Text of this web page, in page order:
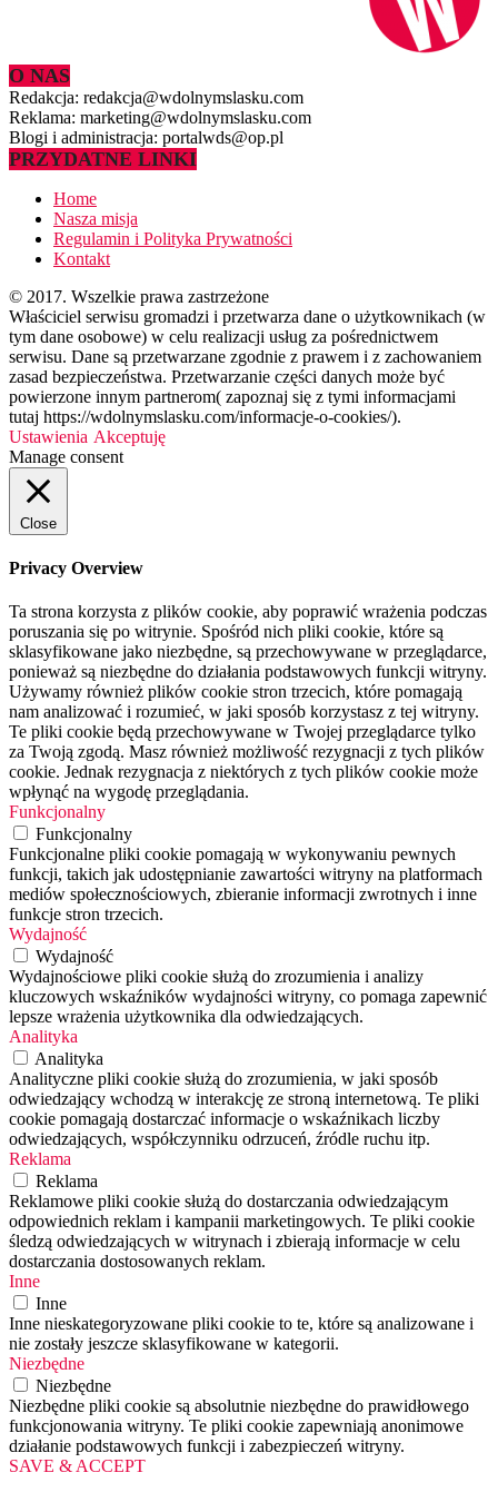
O NAS
Redakcja: redakcja@wdolnymslasku.com
Reklama: marketing@wdolnymslasku.com
Blogi i administracja: portalwds@op.pl
PRZYDATNE LINKI
Home
Nasza misja
Regulamin i Polityka Prywatności
Kontakt
© 2017. Wszelkie prawa zastrzeżone
Właściciel serwisu gromadzi i przetwarza dane o użytkownikach (w
tym dane osobowe) w celu realizacji usług za pośrednictwem
serwisu. Dane są przetwarzane zgodnie z prawem i z zachowaniem
zasad bezpieczeństwa. Przetwarzanie części danych może być
powierzone innym partnerom( zapoznaj się z tymi informacjami
tutaj https://wdolnymslasku.com/informacje-o-cookies/).
Ustawienia Akceptuję
Manage consent
Close
Privacy Overview
Ta strona korzysta z plików cookie, aby poprawić wrażenia podczas
poruszania się po witrynie. Spośród nich pliki cookie, które są
sklasyfikowane jako niezbędne, są przechowywane w przeglądarce,
ponieważ są niezbędne do działania podstawowych funkcji witryny.
Używamy również plików cookie stron trzecich, które pomagają
nam analizować i rozumieć, w jaki sposób korzystasz z tej witryny.
Te pliki cookie będą przechowywane w Twojej przeglądarce tylko
za Twoją zgodą. Masz również możliwość rezygnacji z tych plików
cookie. Jednak rezygnacja z niektórych z tych plików cookie może
wpłynąć na wygodę przeglądania.
Funkcjonalny
Funkcjonalny
Funkcjonalne pliki cookie pomagają w wykonywaniu pewnych
funkcji, takich jak udostępnianie zawartości witryny na platformach
mediów społecznościowych, zbieranie informacji zwrotnych i inne
funkcje stron trzecich.
Wydajność
Wydajność
Wydajnościowe pliki cookie służą do zrozumienia i analizy
kluczowych wskaźników wydajności witryny, co pomaga zapewnić
lepsze wrażenia użytkownika dla odwiedzających.
Analityka
Analityka
Analityczne pliki cookie służą do zrozumienia, w jaki sposób
odwiedzający wchodzą w interakcję ze stroną internetową. Te pliki
cookie pomagają dostarczać informacje o wskaźnikach liczby
odwiedzających, współczynniku odrzuceń, źródle ruchu itp.
Reklama
Reklama
Reklamowe pliki cookie służą do dostarczania odwiedzającym
odpowiednich reklam i kampanii marketingowych. Te pliki cookie
śledzą odwiedzających w witrynach i zbierają informacje w celu
dostarczania dostosowanych reklam.
Inne
Inne
Inne nieskategoryzowane pliki cookie to te, które są analizowane i
nie zostały jeszcze sklasyfikowane w kategorii.
Niezbędne
Niezbędne
Niezbędne pliki cookie są absolutnie niezbędne do prawidłowego
funkcjonowania witryny. Te pliki cookie zapewniają anonimowe
działanie podstawowych funkcji i zabezpieczeń witryny.
SAVE & ACCEPT